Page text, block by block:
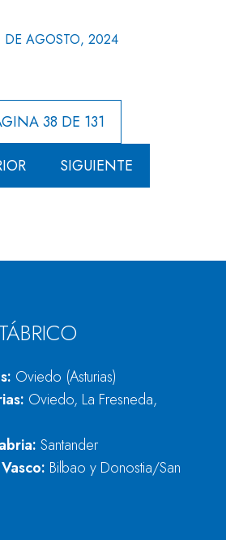
DE AGOSTO, 2024
38 DE 131
SIGUIENTE
Oviedo (Asturias)
Oviedo, La Fresneda,
Santander
Bilbao y Donostia/San